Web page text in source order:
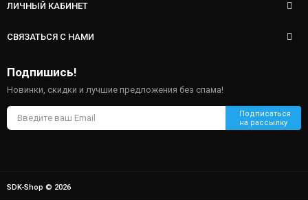
ЛИЧНЫЙ КАБИНЕТ
СВЯЗАТЬСЯ С НАМИ
Подпишись!
Новинки, скидки и лучшие предложения без спама!
SDK-Shop © 2026